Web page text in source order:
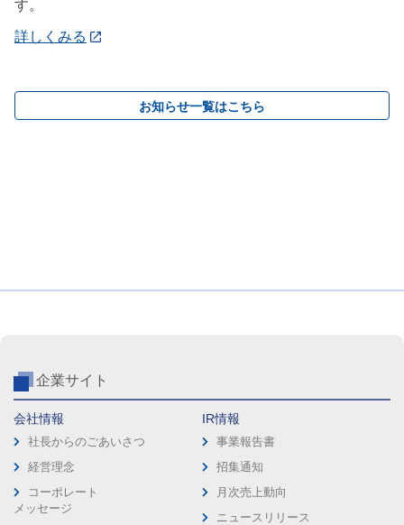
す。
詳しくみる
お知らせ一覧はこちら
企業サイト
会社情報
社長からのごあいさつ
経営理念
コーポレート
メッセージ
IR情報
事業報告書
招集通知
月次売上動向
ニュースリリース